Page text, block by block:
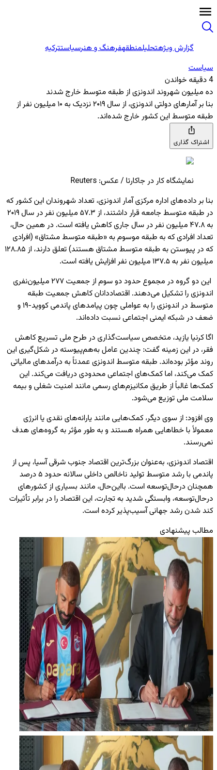
گزارش ویژهتحلیلمنطقهفرهنگ و هنرسیاستترکیه
سیاست
4 دقیقه خواندن
ده میلیون شهروند اندونزی از طبقه متوسط خارج شدند
بنا بر آمارهای دولتی اندونزی، از سال ۲۰۱۹ نزدیک به ۱۰ میلیون نفر از
طبقه متوسط این کشور خارج شده‌اند.
اشتراک گذاری
نمایشگاه کار در جاکارتا / عکس: Reuters
بنا بر داده‌های اداره مرکزی آمار اندونزی، تعداد شهروندان این کشور که
در طبقه متوسط جامعه قرار داشتند، از ۵۷.۳ میلیون نفر در سال ۲۰۱۹
به ۴۷.۸ میلیون نفر در سال جاری کاهش یافته است. در همین حال،
تعداد افرادی که به طبقه موسوم به «طبقه متوسط مشتاق» (افرادی
که در پیوستن به طبقه متوسط مشتاق هستند) تعلق دارند، از ۱۲۸.۸۵
میلیون نفر به ۱۳۷.۵ میلیون نفر افزایش یافته است.
این دو گروه در مجموع حدود دو سوم از جمعیت ۲۷۷ میلیون‌نفری
اندونزی را تشکیل می‌دهند. اقتصاددانان کاهش جمعیت طبقه
متوسط در اندونزی را به عواملی چون پیامدهای پاندمیکووید-۱۹
و
ضعف در شبکه ایمنی اجتماعی نسبت داده‌اند.
اگا کرنیا یازید، متخصص سیاست‌گذاری در طرح ملی تسریع کاهش
فقر، در این زمینه گفت: چندین عامل به‌هم‌پیوسته در شکل‌گیری این
روند مؤثر بوده‌اند. طبقه متوسط اندونزی عمدتاً به درآمدهای مالیاتی
کمک می‌کند، اما کمک‌های اجتماعی محدودی دریافت می‌کند. این
کمک‌ها غالباً از طریق مکانیزم‌های رسمی مانند امنیت شغلی و بیمه
سلامت ملی توزیع می‌شود.
وی افزود: از سوی دیگر، کمک‌هایی مانند یارانه‌های نقدی یا انرژی
معمولاً با خطاهایی همراه هستند و به طور مؤثر به گروه‌های هدف
نمی‌رسند.
اقتصاد اندونزی، به‌عنوان بزرگ‌ترین اقتصاد جنوب شرقی آسیا، پس از
پاندمی با رشد متوسط تولید ناخالص داخلی سالانه حدود ۵ درصد
همچنان درحال‌توسعه است. بااین‌حال، مانند بسیاری از کشورهای
درحال‌توسعه، وابستگی شدید به تجارت، این اقتصاد را در برابر تأثیرات
کند شدن رشد جهانی آسیب‌پذیر کرده است.
مطالب پیشنهادی